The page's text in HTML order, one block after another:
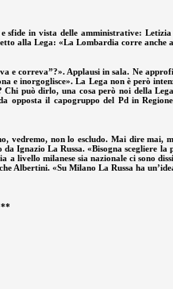
in vista delle amministrative:
alla Lega: «La Lombardia corre anche
correva”?». Applausi in sala. Ne
inorgoglisce». La Lega non è però
può dirlo, una cosa però noi della
opposta il capogruppo del Pd in
non lo escludo. Mai dire
Ignazio La Russa. «Bisogna scegliere
milanese sia nazionale ci sono
«Su Milano La Russa ha